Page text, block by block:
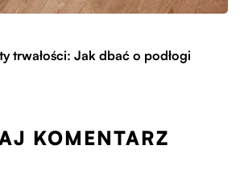
trwałości: Jak dbać o podłogi
KOMENTARZ